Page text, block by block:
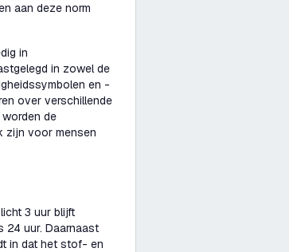
aan deze norm
in
in zowel de
en -
over verschillende
de
zijn voor mensen
3 uur blijft
24 uur. Daarnaast
in dat het stof- en